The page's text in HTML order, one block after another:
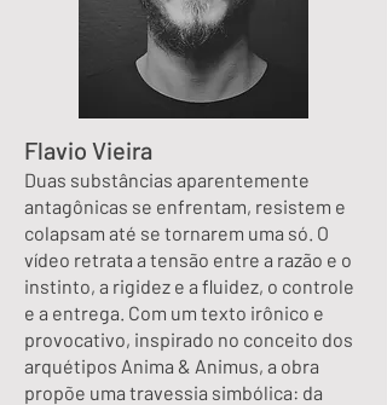
Flavio Vieira
Duas substâncias aparentemente
antagônicas se enfrentam, resistem e
colapsam até se tornarem uma só. O
vídeo retrata a tensão entre a razão e o
instinto, a rigidez e a fluidez, o controle
e a entrega. Com um texto irônico e
provocativo, inspirado no conceito dos
arquétipos Anima & Animus, a obra
propõe uma travessia simbólica: da